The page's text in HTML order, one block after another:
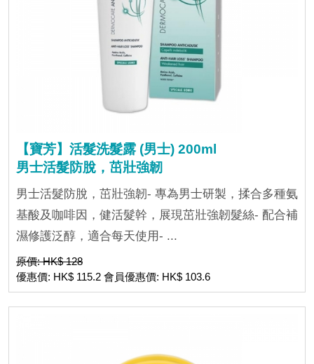
【寶芳】活髮洗髮露 (男士) 200ml
男士活髮防脫，茁壯強韌
男士活髮防脫，茁壯強韌- 專為男士研製，揉合多種氨
基酸及咖啡因，健活髮幹，展現茁壯強韌髮絲- 配合補
濕修護泛醇，適合每天使用- ...
原價: HK$ 128
優惠價: HK$ 115.2 會員優惠價: HK$ 103.6